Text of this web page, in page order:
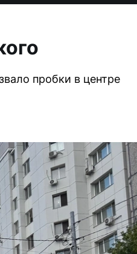
пробки в центре